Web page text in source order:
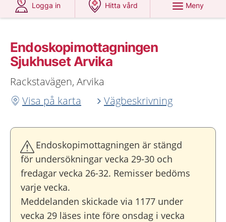
Logga in
Hitta vård
Meny
Endoskopimottagningen
Sjukhuset Arvika
Rackstavägen, Arvika
Visa på karta
Vägbeskrivning
Endoskopimottagningen är stängd
för undersökningar vecka 29-30 och
fredagar vecka 26-32. Remisser bedöms
varje vecka.
Meddelanden skickade via 1177 under
vecka 29 läses inte före onsdag i vecka